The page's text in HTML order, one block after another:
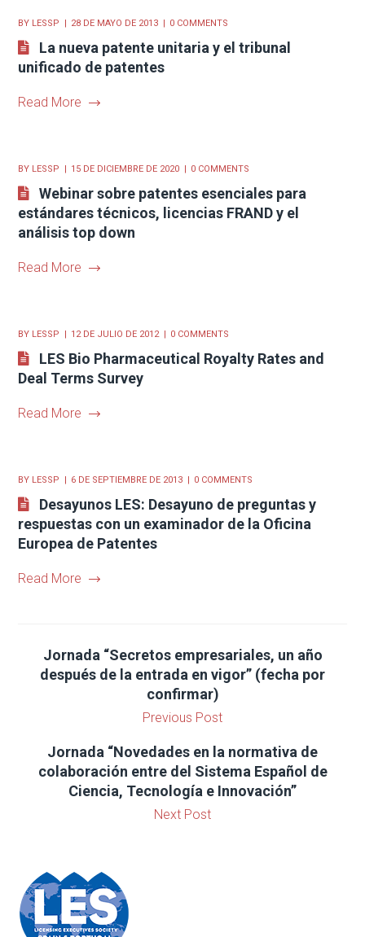
BY LESSP 28 DE MAYO DE 2013 0 COMMENTS
La nueva patente unitaria y el tribunal
unificado de patentes
Read More
BY LESSP 15 DE DICIEMBRE DE 2020 0 COMMENTS
Webinar sobre patentes esenciales para
estándares técnicos, licencias FRAND y el
análisis top down
Read More
BY LESSP 12 DE JULIO DE 2012 0 COMMENTS
LES Bio Pharmaceutical Royalty Rates and
Deal Terms Survey
Read More
BY LESSP 6 DE SEPTIEMBRE DE 2013 0 COMMENTS
Desayunos LES: Desayuno de preguntas y
respuestas con un examinador de la Oficina
Europea de Patentes
Read More
Jornada “Secretos empresariales, un año
después de la entrada en vigor” (fecha por
confirmar)
Previous Post
Jornada “Novedades en la normativa de
colaboración entre del Sistema Español de
Ciencia, Tecnología e Innovación”
Next Post